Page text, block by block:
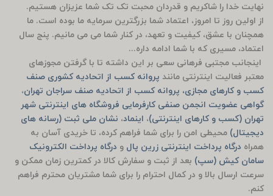
نهایت خدا را شاکریم و قدردان محبت تک تک شما عزیزان هستیم.
از اولین روز تا امروز، اعتماد شما بزرگترین سرمایه ما بوده است. ما
همچنان با عشق، کیفیت و تعهد، در کنار شما می می مانیم. پنج سال
اعتماد، مسیری که با شما ادامه داره...
اینجانب مجتبی فرهانی سعی بر این داشته تا با گرفتن مجوزهای
معتبر فعالیت اینترنتی مانند پروانه کسب از اتحادیه کشوری صنف
کسب و کارهای مجازی، پروانه کسب از اتحادیه صنف سراجان تهران،
گواهی عضویت انجمن صنفی کارفرمایی فروشگاه های اینترنتی شهر
تهران (کسب و کارهای اینترنتی)، اینماد، نشان ملی ثبت (رسانه های
دیجیتال) محیطی امن را برای شما فراهم کرده، تا خریدی آسان به
همراه درگاه پرداخت اینترنتی زرین پال و درگاه پرداخت الکترونیک
سامان کیش (سپ) بعد از ثبت و سفارش کالا در کمترین زمان ممکن و
سرعت ارسال بالا و در کمال احترام را برای شما مشتریان محترم فراهم
کنم.